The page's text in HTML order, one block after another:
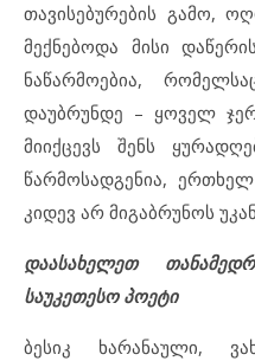
თავისებურების გამო,
მექნებოდა მისი
ნაწარმოებია,
დაუბრუნდე – ყოველ
მიიქცევს შენს
წარმოსადგენია,
კიდევ არ მიგაბრუნოს
დაასახელეთ
საუკეთესო პოეტი
ბესიკ ხარანაული,